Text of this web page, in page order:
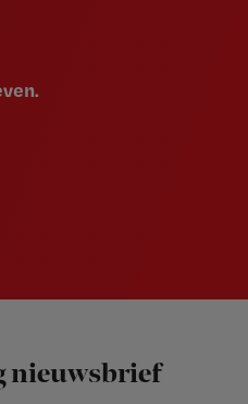
nieuwsbrief